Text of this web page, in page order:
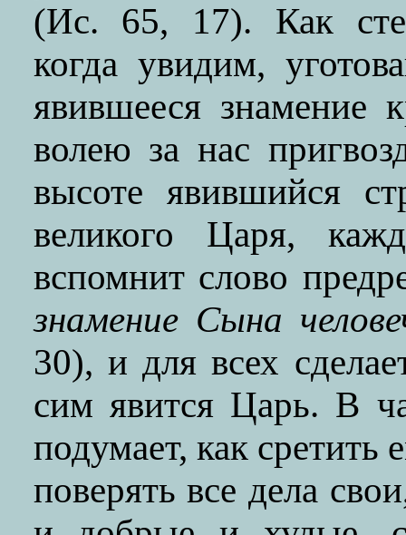
(Ис. 65, 17). Как
когда увидим,
явившееся знамение
волею за нас
высоте явившийся
великого Царя,
вспомнит слово
знамение Сына
30), и для всех
сим явится Царь. В
подумает, как сретить
поверять все дела